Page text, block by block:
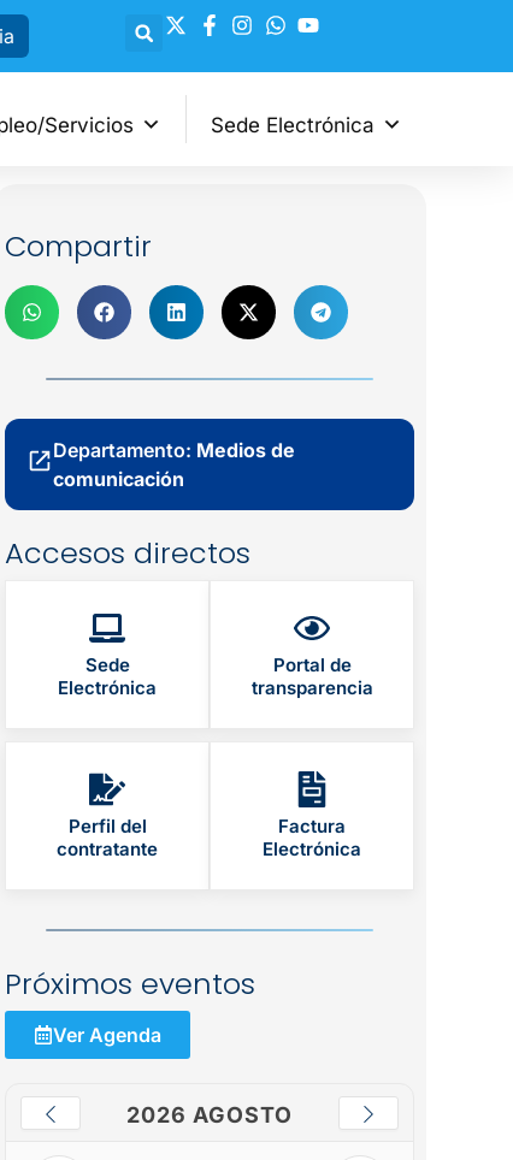
Servicios Sede Electrónica
Compartir
Departamento: Medios de
comunicación
Accesos directos
Sede
Electrónica
Portal de
transparencia
Perfil del
contratante
Factura
Electrónica
Próximos eventos
Ver Agenda
2026 AGOSTO